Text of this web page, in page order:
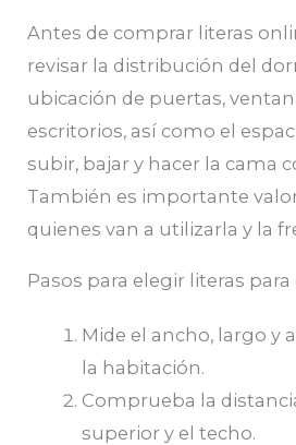
Antes de comprar literas
revisar la distribución del
ubicación de puertas,
escritorios, así como el
subir, bajar y hacer la cama
También es importante
quienes van a utilizarla y la
Pasos para elegir literas
Mide el ancho, largo y
la habitación.
Comprueba la
superior y el techo.